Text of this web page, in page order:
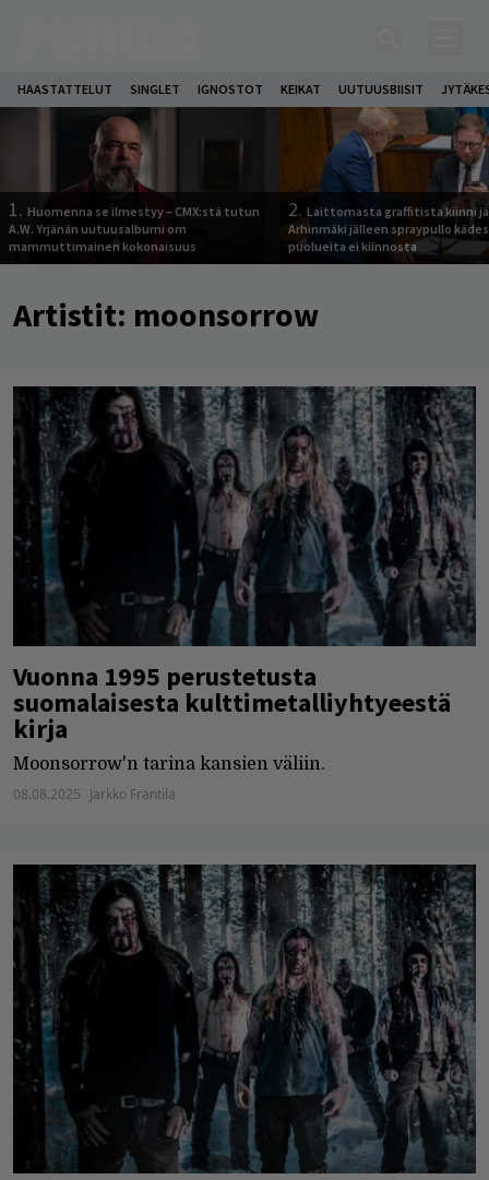
HAASTATTELUT SINGLET IGNOSTOT KEIKAT UUTUUSBIISIT
1. Huomenna se ilmestyy – CMX:stä tutun
A.W. Yrjänän uutuusalbumi om
mammuttimainen kokonaisuus
2. Laittomasta graffitista kiinni
Arhinmäki jälleen spraypullo
puolueita ei kiinnosta
Artistit: moonsorrow
Vuonna 1995 perustetusta
suomalaisesta kulttimetalliyhtyeestä
kirja
Moonsorrow'n tarina kansien väliin.
08.08.2025 Jarkko Fräntilä